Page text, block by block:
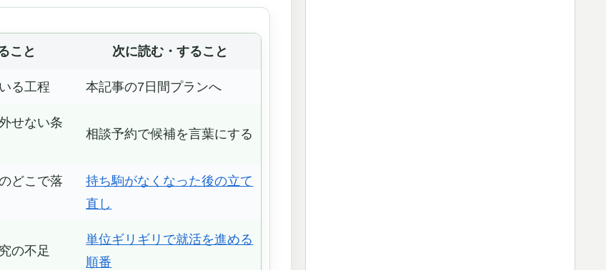
こと 次に読む・すること
る工程 本記事の7日間プランへ
せない条
相談予約で候補を言葉にする
どこで落
持ち駒がなくなった後の立て
直し
の不足
単位ギリギリで就活を進める
順番